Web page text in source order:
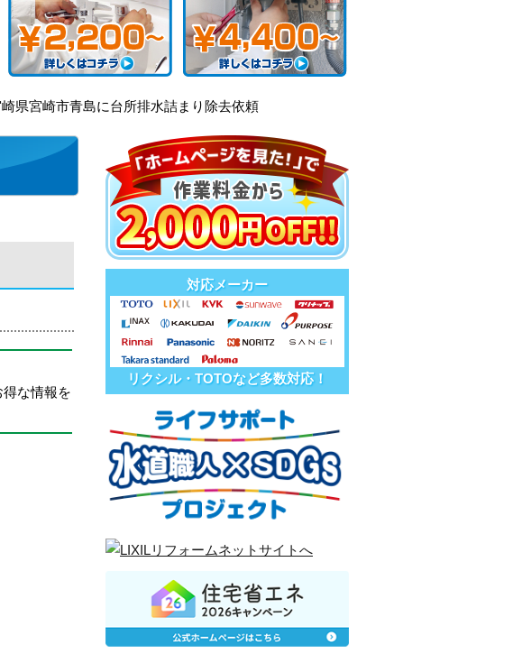
県宮崎市青島に台所排水詰まり除去依頼
な情報を
対応メーカー
リクシル・TOTOなど多数対応！